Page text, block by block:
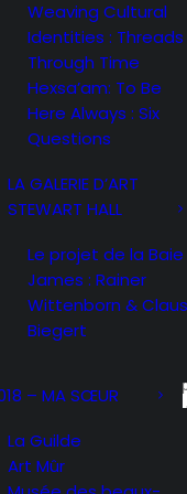
Weaving Cultural
Identities : Threads
Through Time
Hexsa’am: To Be
Here Always : Six
Questions
LA GALERIE D’ART
STEWART HALL
Le projet de la Baie
James : Rainer
Wittenborn & Claus
Biegert
– MA SŒUR
La Guilde
Art Mûr
Gros-Louis et Terry
d’activités
et le commissaire
l’espace
Önenha’; Wen’wa’
réflexion sur le
les